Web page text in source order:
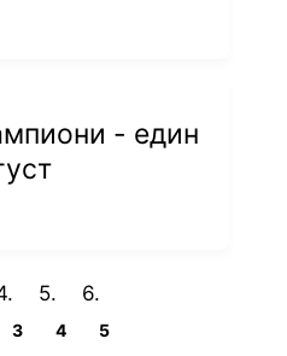
- един
3 4 5